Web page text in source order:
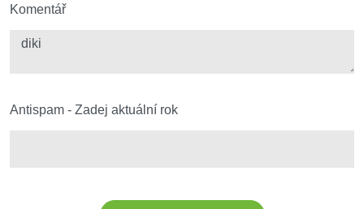
Komentář
Antispam - Zadej aktuální rok